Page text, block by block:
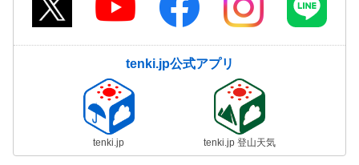
tenki.jp公式アプリ
tenki.jp tenki.jp 登山天気